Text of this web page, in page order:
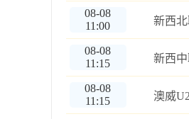
08-08
11:00
新西
08-08
11:15
新西
08-08
11:15
澳威